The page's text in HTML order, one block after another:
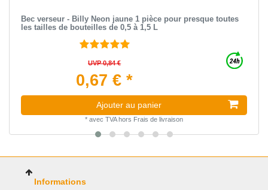
Bec verseur - Billy Neon jaune 1 pièce pour presque toutes
les tailles de bouteilles de 0,5 à 1,5 L
UVP 0,84 €
0,67 € *
Ajouter au panier
* avec TVAhors Frais de livraison
Informations